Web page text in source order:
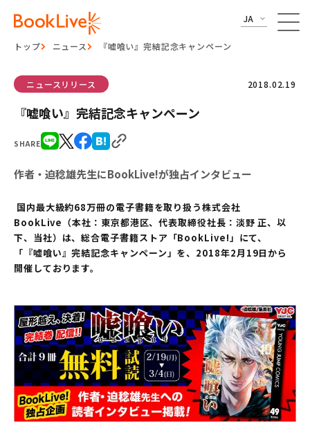
JA
トップ ニュース 『嘘喰い』完結記念キャンペーン
SHARE
ニュースリリース 2018.02.19
『嘘喰い』完結記念キャンペーン
作者・迫稔雄先生にBookLive!が独占インタビュー
国内最大級約68万冊の電子書籍を取り扱う株式会社
BookLive（本社：東京都港区、代表取締役社長：淡野 正、以
下、当社）は、総合電子書籍ストア「BookLive!」にて、
「『嘘喰い』完結記念キャンペーン」を、2018年2月19日から
開催しております。